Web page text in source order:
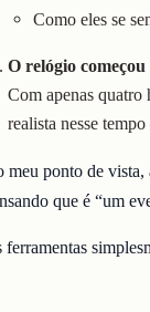
Como eles se
O relógio
Com apenas quatro
realista nesse
meu ponto de vista,
que é “um
ferramentas